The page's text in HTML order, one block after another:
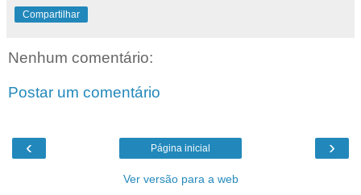
Compartilhar
Nenhum comentário:
Postar um comentário
‹ ›
Página inicial
Ver versão para a web